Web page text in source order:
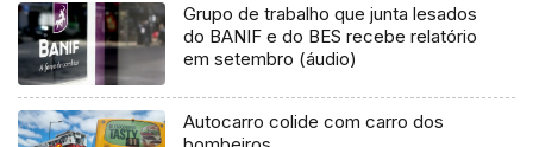
Grupo de trabalho que junta lesados
do BANIF e do BES recebe relatório
em setembro (áudio)
Autocarro colide com carro dos